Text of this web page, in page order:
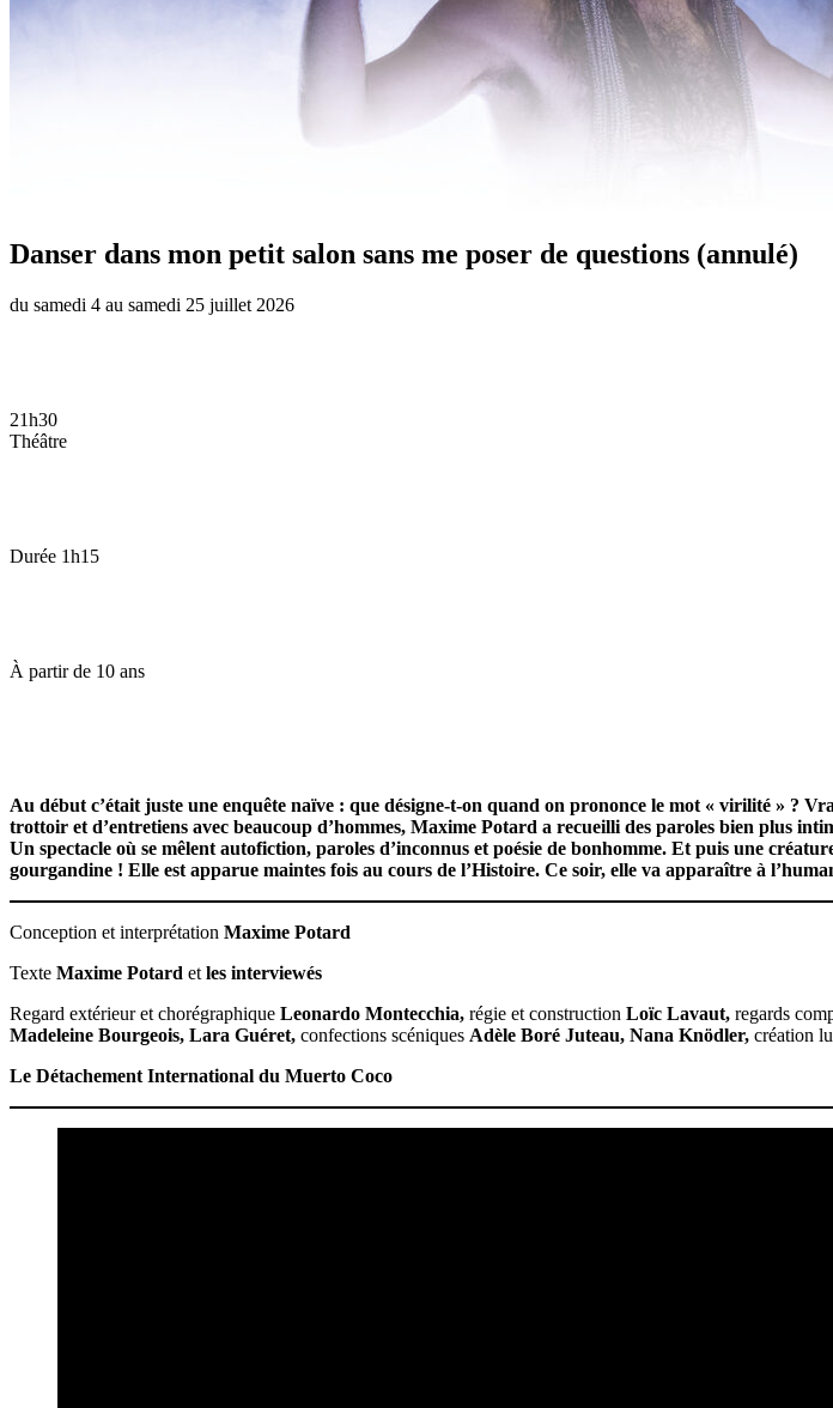
Danser dans mon petit salon sans me poser de questions (annulé)
du samedi 4 au samedi 25 juillet 2026
21h30
Théâtre
Durée 1h15
À partir de 10 ans
Au début c’était juste une enquête naïve : que désigne-t-on quand on prononce le mot « virilité » ?
trottoir et d’entretiens avec beaucoup d’hommes, Maxime Potard a recueilli des paroles bien plus
Un spectacle où se mêlent autofiction, paroles d’inconnus et poésie de bonhomme. Et puis une
gourgandine ! Elle est apparue maintes fois au cours de l’Histoire. Ce soir, elle va apparaître à
Conception et interprétation Maxime Potard
Texte Maxime Potard et les interviewés
Regard extérieur et chorégraphique Leonardo Montecchia, régie et construction Loïc Lavaut, regards
Madeleine Bourgeois, Lara Guéret, confections scéniques Adèle Boré Juteau, Nana Knödler, création
Le Détachement International du Muerto Coco